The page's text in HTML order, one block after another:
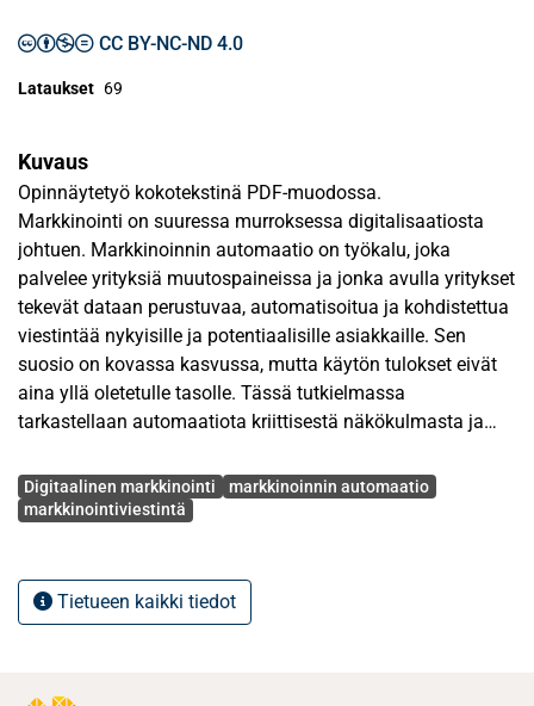
CC BY-NC-ND 4.0
Lataukset 69
Kuvaus
Opinnäytetyö kokotekstinä PDF-muodossa.
Markkinointi on suuressa murroksessa digitalisaatiosta
johtuen. Markkinoinnin automaatio on työkalu, joka
palvelee yrityksiä muutospaineissa ja jonka avulla yritykset
tekevät dataan perustuvaa, automatisoitua ja kohdistettua
viestintää nykyisille ja potentiaalisille asiakkaille. Sen
suosio on kovassa kasvussa, mutta käytön tulokset eivät
aina yllä oletetulle tasolle. Tässä tutkielmassa
tarkastellaan automaatiota kriittisestä näkökulmasta ja
vaikuttavista tekijöistä. Tutkimuksen tarkoituksena on
muodostaa ymmärrystä siitä, miten markkinoinnin
Tutkielman teoreettinen viitekehys rakennetaan luomalla
esiymmärrystä markkinoinnin automaatiosta yhtenä
Avainsanat
Digitaalinen markkinointi
markkinoinnin automaatio
markkinointiviestintä
Tietueen kaikki tiedot